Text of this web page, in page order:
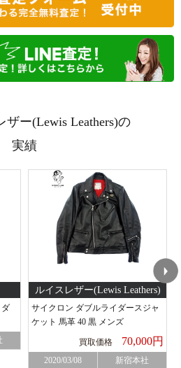
ザー(Lewis Leathers)の
実績
ルイスレザー(Lewis Leathers)
サイクロン ダブルライダースジャ
ケット 馬革 40 黒 メンズ
買取価格 70,000円
2020/03/08 新宿本社